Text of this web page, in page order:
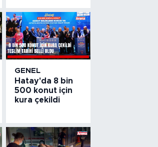
GENEL
Hatay'da 8 bin
500 konut için
kura çekildi